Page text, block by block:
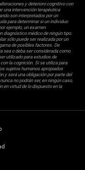
y deterioro cognitivo con
una intervención terapéutica
son interpretados por un
para determinar si un individuo
ejemplo, un examen
diagnóstico médico de ningún tipo.
sólo puede ser realizada por un
de posibles factores. De
sea o deba ser considerada como
utilizado para estudios de
la cognición. Si se utiliza para
sujetos humanos apropiados
y será una obligación por parte del
no podrán ser, en ningún caso,
en virtud de lo dispuesto en la